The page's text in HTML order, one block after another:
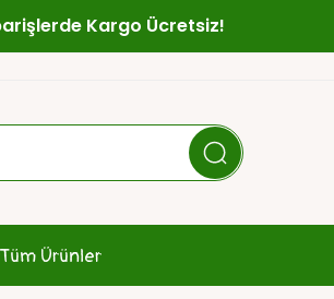
Kargo Ücretsiz!
Tüm Ürünler